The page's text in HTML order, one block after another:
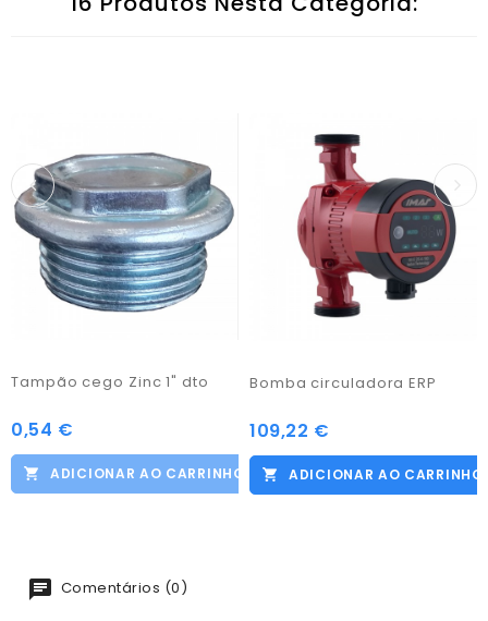
Tampão cego Zinc 1" dto
Preço
0,54 €
ADICIONAR AO CARRINHO
Bomba circuladora ERP
Preço
109,22 €
ADICIONAR AO CARRINHO
Comentários (0)